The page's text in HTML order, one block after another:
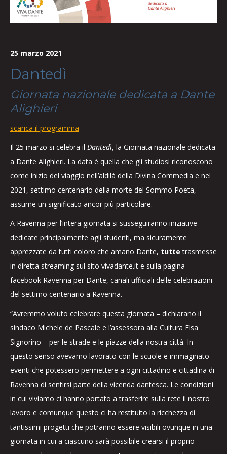
25 marzo 2021
Dantedì
Giornata nazionale dedicata a Dante
Alighieri
scarica il programma
Il 25 marzo si celebra il Dantedì, la Giornata nazionale dedicata
a Dante Alighieri. La data è quella che gli studiosi riconoscono
come inizio del viaggio nell’aldilà della Divina Commedia e nel
2021, settimo centenario della morte del Sommo Poeta,
assume un significato ancor più particolare.
A Ravenna per l’intera giornata si susseguiranno iniziative
dedicate principalmente agli studenti, ma sicuramente
apprezzate da tutti coloro che amano Dante, tuttetrasmesse
in diretta streaming sul sito vivadante.it e sulla pagina
facebook Ravenna per Dante, canali ufficiali delle celebrazioni
del settimo centenario a Ravenna.
“Avremmo voluto celebrare questa giornata – dichiarano il
sindaco Michele de Pascale e l’assessora alla Cultura Elsa
Signorino – per le strade e le piazze della nostra città. In
questo senso avevamo lavorato con le scuole e immaginato
eventi che potessero permettere a ogni cittadino e cittadina di
Ravenna di sentirsi parte della vicenda dantesca. Le condizioni
in cui viviamo ci hanno portato a trasferire sulla rete il nostro
lavoro e comunque questo ci ha restituito la ricchezza di
tantissimi progetti che potranno essere visibili ovunque in una
giornata in cui a ciascuno sarà possibile crearsi il proprio